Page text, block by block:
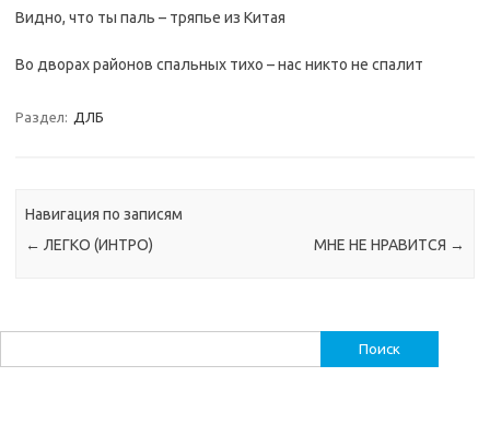
Видно, что ты паль – тряпье из Китая
Во дворах районов спальных тихо – нас никто не спалит
Раздел: ДЛБ
Навигация по записям
← ЛЕГКО (ИНТРО) МНЕ НЕ НРАВИТСЯ →